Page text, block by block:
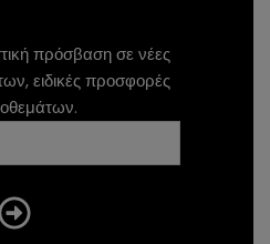
πρόσβαση σε νέες
ειδικές προσφορές
Submit